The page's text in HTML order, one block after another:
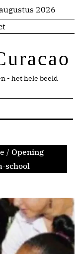
2026
- het hele beeld
/ Opening
school